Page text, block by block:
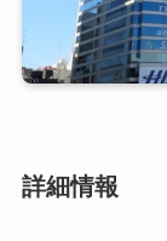
詳細情報